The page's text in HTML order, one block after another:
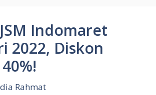
Indomaret
2022, Diskon
Rahmat